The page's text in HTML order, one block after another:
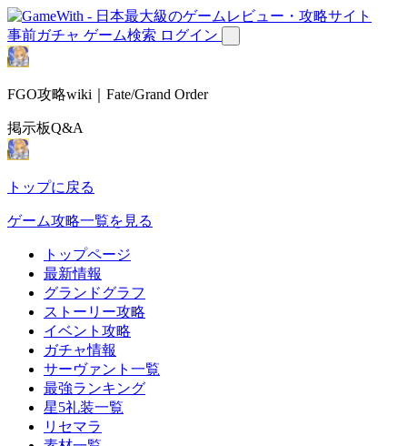
事前ガチャ ゲーム検索 ログイン
FGO攻略wiki｜Fate/Grand Order
掲示板Q&A
トップに戻る
ゲーム攻略一覧を見る
トップページ
最新情報
グランドグラフ
ストーリー攻略
イベント攻略
ガチャ情報
サーヴァント一覧
最強ランキング
星5礼装一覧
リセマラ